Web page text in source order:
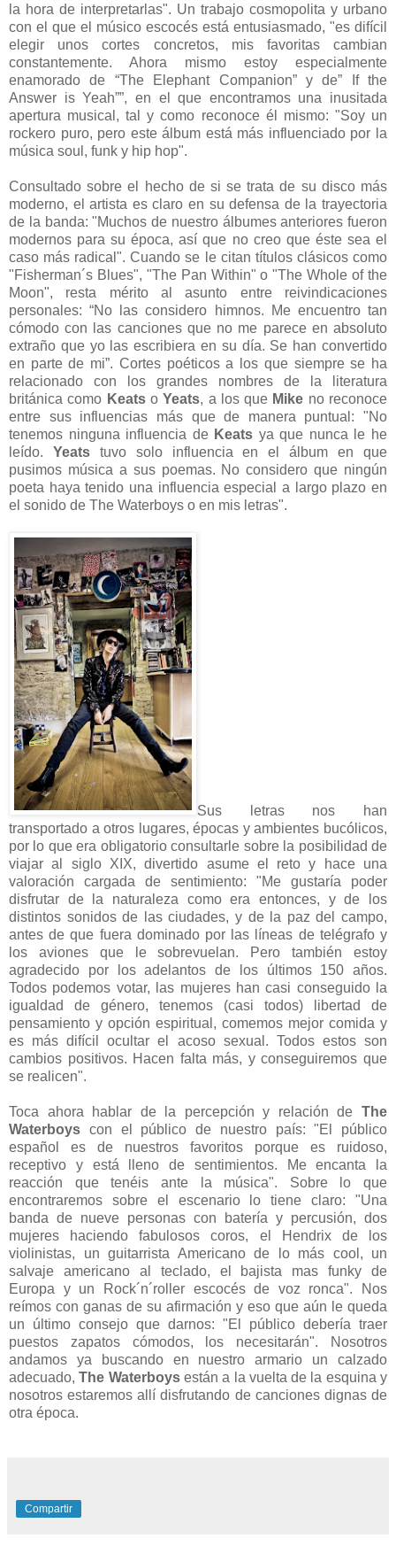
la hora de interpretarlas". Un trabajo cosmopolita y urbano
con el que el músico escocés está entusiasmado, "es difícil
elegir unos cortes concretos, mis favoritas cambian
constantemente. Ahora mismo estoy especialmente
enamorado de “The Elephant Companion” y de” If the
Answer is Yeah””, en el que encontramos una inusitada
apertura musical, tal y como reconoce él mismo: "Soy un
rockero puro, pero este álbum está más influenciado por la
música soul, funk y hip hop".
Consultado sobre el hecho de si se trata de su disco más
moderno, el artista es claro en su defensa de la trayectoria
de la banda: "Muchos de nuestro álbumes anteriores fueron
modernos para su época, así que no creo que éste sea el
caso más radical". Cuando se le citan títulos clásicos como
"Fisherman´s Blues", "The Pan Within" o "The Whole of the
Moon", resta mérito al asunto entre reivindicaciones
personales: “No las considero himnos. Me encuentro tan
cómodo con las canciones que no me parece en absoluto
extraño que yo las escribiera en su día. Se han convertido
en parte de mi”. Cortes poéticos a los que siempre se ha
relacionado con los grandes nombres de la literatura
británica como Keats oYeats, a los que Mike no reconoce
entre sus influencias más que de manera puntual: "No
tenemos ninguna influencia de Keats ya que nunca le he
leído. Yeats tuvo solo influencia en el álbum en que
pusimos música a sus poemas. No considero que ningún
poeta haya tenido una influencia especial a largo plazo en
el sonido de The Waterboys o en mis letras".
Sus letras nos han
transportado a otros lugares, épocas y ambientes bucólicos,
por lo que era obligatorio consultarle sobre la posibilidad de
viajar al siglo XIX, divertido asume el reto y hace una
valoración cargada de sentimiento: "Me gustaría poder
disfrutar de la naturaleza como era entonces, y de los
distintos sonidos de las ciudades, y de la paz del campo,
antes de que fuera dominado por las líneas de telégrafo y
los aviones que le sobrevuelan. Pero también estoy
agradecido por los adelantos de los últimos 150 años.
Todos podemos votar, las mujeres han casi conseguido la
igualdad de género, tenemos (casi todos) libertad de
pensamiento y opción espiritual, comemos mejor comida y
es más difícil ocultar el acoso sexual. Todos estos son
cambios positivos. Hacen falta más, y conseguiremos que
se realicen".
Toca ahora hablar de la percepción y relación de The
Waterboys con el público de nuestro país: "El público
español es de nuestros favoritos porque es ruidoso,
receptivo y está lleno de sentimientos. Me encanta la
reacción que tenéis ante la música". Sobre lo que
encontraremos sobre el escenario lo tiene claro: "Una
banda de nueve personas con batería y percusión, dos
mujeres haciendo fabulosos coros, el Hendrix de los
violinistas, un guitarrista Americano de lo más cool, un
salvaje americano al teclado, el bajista mas funky de
Europa y un Rock´n´roller escocés de voz ronca". Nos
reímos con ganas de su afirmación y eso que aún le queda
un último consejo que darnos: "El público debería traer
puestos zapatos cómodos, los necesitarán". Nosotros
andamos ya buscando en nuestro armario un calzado
adecuado,The Waterboysestán a la vuelta de la esquina y
nosotros estaremos allí disfrutando de canciones dignas de
otra época.
Compartir